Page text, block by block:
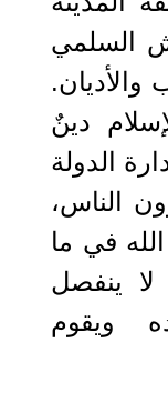
السلمي
دينٌ
الدولة
الناس،
في ما
لا ينفصل
ويقوم